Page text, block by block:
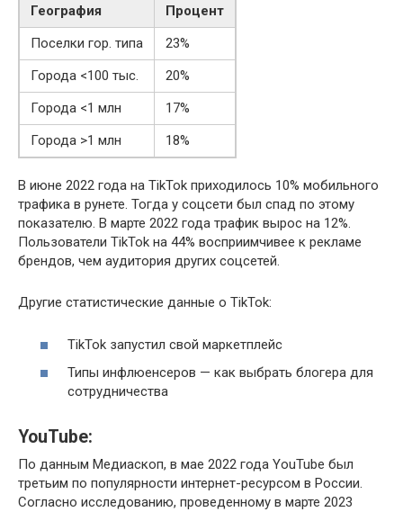
География
Процент
Поселки гор. типа
23%
Города <100 тыс.
20%
Города <1 млн
17%
Города >1 млн
18%
В июне 2022 года на TikTok приходилось 10% мобильного
трафика в рунете. Тогда у соцсети был спад по этому
показателю. В марте 2022 года трафик вырос на 12%.
Пользователи TikTok на 44% восприимчивее к рекламе
брендов, чем аудитория других соцсетей.
Другие статистические данные о TikTok:
TikTok запустил свой маркетплейс
Типы инфлюенсеров — как выбрать блогера для
сотрудничества
YouTube:
По данным Медиаскоп, в мае 2022 года YouTube был
третьим по популярности интернет-ресурсом в России.
Согласно исследованию, проведенному в марте 2023